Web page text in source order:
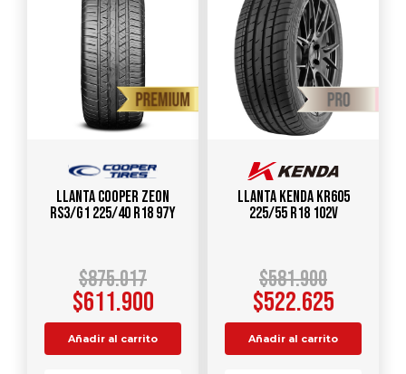
Llanta COOPER ZEON
RS3/G1 225/40 R18 97Y
$875.017
$611.900
Añadir al carrito
Llanta KENDA KR605
225/55 R18 102V
$581.900
$522.625
Añadir al carrito